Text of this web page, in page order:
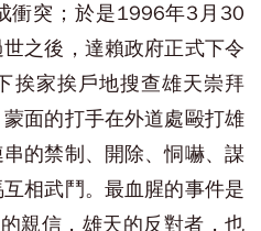
衝突；於是1996年3月30
之後，達賴政府正式下令
挨家挨戶地搜查雄天崇拜
面的打手在外道處毆打雄
的禁制、開除、恫嚇、謀
相武鬥。最血腥的事件是
親信，雄天的反對者，也